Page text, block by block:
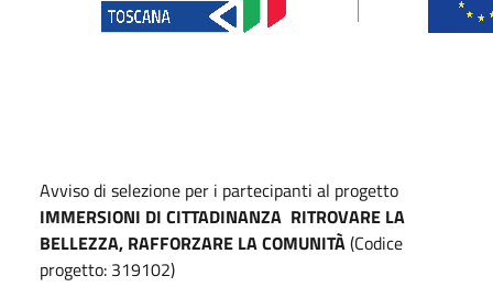
Avviso di selezione per i partecipanti al progetto
IMMERSIONI DI CITTADINANZA RITROVARE LA
BELLEZZA, RAFFORZARE LA COMUNITÀ(Codice
progetto: 319102)